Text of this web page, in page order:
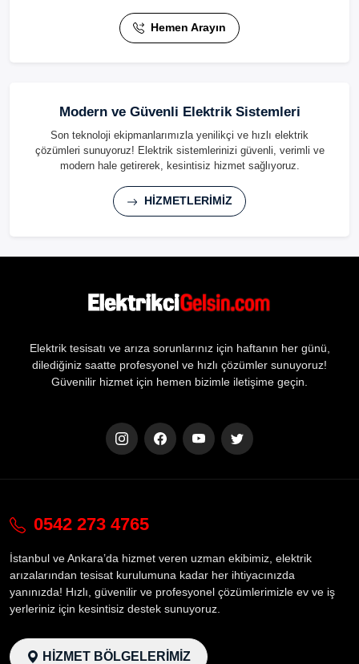
Hemen Arayın
Modern ve Güvenli Elektrik Sistemleri
Son teknoloji ekipmanlarımızla yenilikçi ve hızlı elektrik
çözümleri sunuyoruz! Elektrik sistemlerinizi güvenli, verimli ve
modern hale getirerek, kesintisiz hizmet sağlıyoruz.
HİZMETLERİMİZ
Elektrik tesisatı ve arıza sorunlarınız için haftanın her günü,
dilediğiniz saatte profesyonel ve hızlı çözümler sunuyoruz!
Güvenilir hizmet için hemen bizimle iletişime geçin.
0542 273 4765
İstanbul ve Ankara’da hizmet veren uzman ekibimiz, elektrik
arızalarından tesisat kurulumuna kadar her ihtiyacınızda
yanınızda! Hızlı, güvenilir ve profesyonel çözümlerimizle ev ve iş
yerleriniz için kesintisiz destek sunuyoruz.
HİZMET BÖLGELERİMİZ